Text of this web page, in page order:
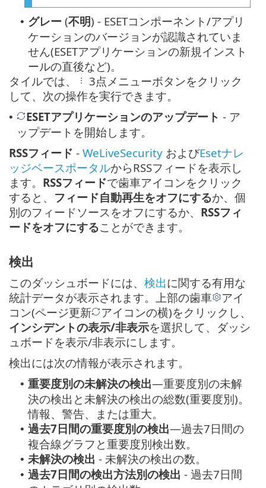
• グレー (不明) - ESETコンポーネント/アプリ
ケーションのバージョンが認識されていま
せん(ESETアプリケーションの新規インスト
ールの直後など)。
タイルでは、
3点メニューボタンをクリック
して、次の操作を実行できます。
• ESETアプリケーションのアップデート - ア
ップデートを開始します。
RSSフィード - WeLiveSecurity およびEsetナレ
ッジベースポータルからRSSフィードを表示し
ます。 RSSフィードで歯車アイコンをクリック
すると、 フィード自動再生をオフにするか、個
別のフィードソースをオフにするか、 RSSフィ
ードをオフにすることができます。
検出
このダッシュボードには、 検出に関する有用な
統計データが表示されます。上部の歯車
アイ
コン(ページ更新
アイコンの横)をクリックし、
インシデントの表示/非表示を選択して、ダッシ
ュボードを表示/非表示にします。
検出には次の情報が表示されます。
• 重要度別の未解決の検出—重要度別の未解
決の検出と未解決の検出の総数(重要度別)。
情報、警告、または重大。
• 過去7日間の重要度別の検出—過去7日間の
複合線グラフと重要度別検出数。
• 未解決の検出 - 未解決の検出の数。
• 過去7日間の検出方法別の検出 - 過去7日間